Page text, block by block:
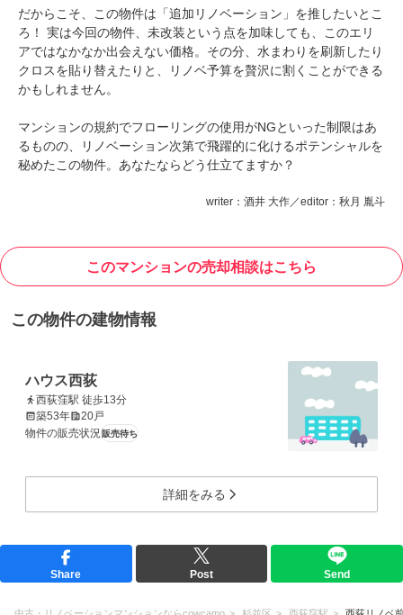
だからこそ、この物件は「追加リノベーション」を推したいとこ
ろ！ 実は今回の物件、未改装という点を加味しても、このエリ
アではなかなか出会えない価格。その分、水まわりを刷新したり
クロスを貼り替えたりと、リノベ予算を贅沢に割くことができる
かもしれません。
マンションの規約でフローリングの使用がNGといった制限はあ
るものの、リノベーション次第で飛躍的に化けるポテンシャルを
秘めたこの物件。あなたならどう仕立てますか？
writer：酒井 大作／editor：秋月 胤斗
このマンションの売却相談はこちら
この物件の建物情報
ハウス西荻
西荻窪駅 徒歩13分
築53年
20戸
物件の販売状況販売待ち
詳細をみる
Share Post Send